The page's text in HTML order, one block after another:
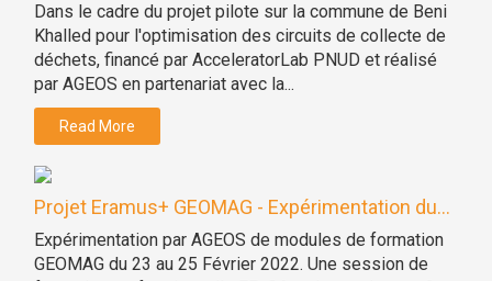
Dans le cadre du projet pilote sur la commune de Beni
Khalled pour l'optimisation des circuits de collecte de
déchets, financé par AcceleratorLab PNUD et réalisé
par AGEOS en partenariat avec la...
Read More
Projet Eramus+ GEOMAG - Expérimentation du...
Expérimentation par AGEOS de modules de formation
GEOMAG du 23 au 25 Février 2022. Une session de